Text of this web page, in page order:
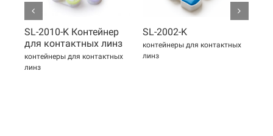
SL-2010-K Контейнер
для контактных линз
контейнеры для контактных
линз
SL-2002-K
контейнеры для контактных
линз